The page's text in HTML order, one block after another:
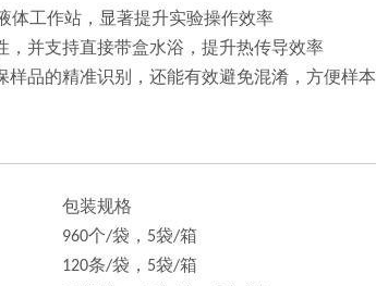
体工作站，显著提升实验操作效率
，并支持直接带盒水浴，提升热传导效率
品的精准识别，还能有效避免混淆，方便样本
包装规格
960个/袋，5袋/箱
120条/袋，5袋/箱